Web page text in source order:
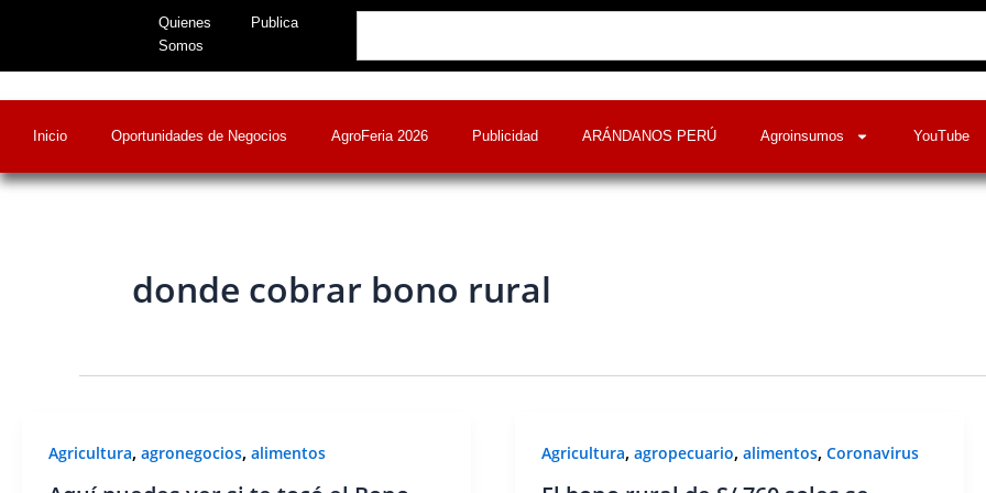
content
Quienes
Somos
Publica
Inicio Oportunidades de Negocios AgroFeria 2026 Publicidad ARÁNDANOS PERÚ Agroinsumos YouTube
donde cobrar bono rural
Agricultura, agronegocios, alimentos Agricultura, agropecuario, alimentos, Coronavirus